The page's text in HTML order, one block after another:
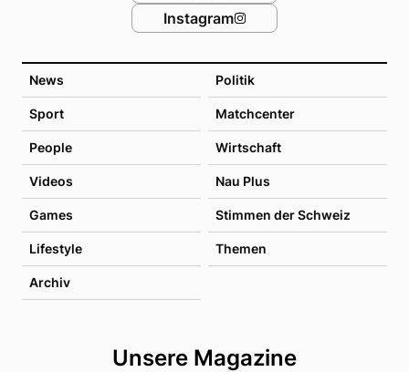
News Politik
Sport Matchcenter
People Wirtschaft
Videos Nau Plus
Games Stimmen der Schweiz
Lifestyle Themen
Archiv
Unsere Magazine
Instagram